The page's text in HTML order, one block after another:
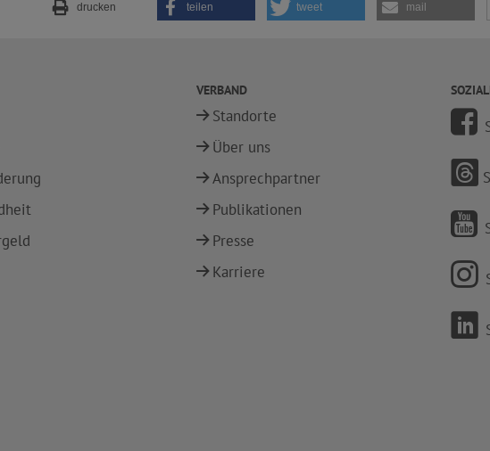
drucken teilen tweet mail
VERBAND
Standorte
Über uns
Ansprechpartner
Publikationen
Presse
Karriere